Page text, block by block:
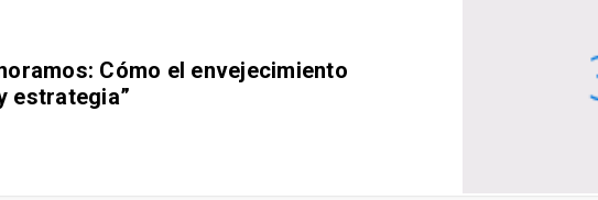
Cómo el envejecimiento
estrategia”